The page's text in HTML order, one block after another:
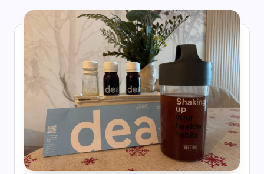
a
e
s
-